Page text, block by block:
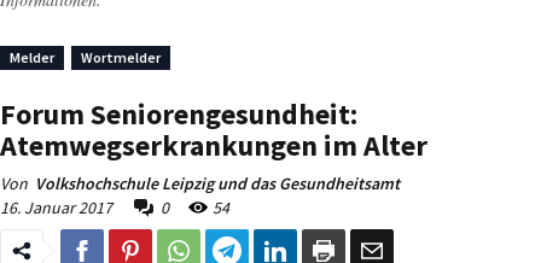
Melder Wortmelder
Forum Seniorengesundheit:
Atemwegserkrankungen im Alter
Von Volkshochschule Leipzig und das Gesundheitsamt
16. Januar 2017
0 54